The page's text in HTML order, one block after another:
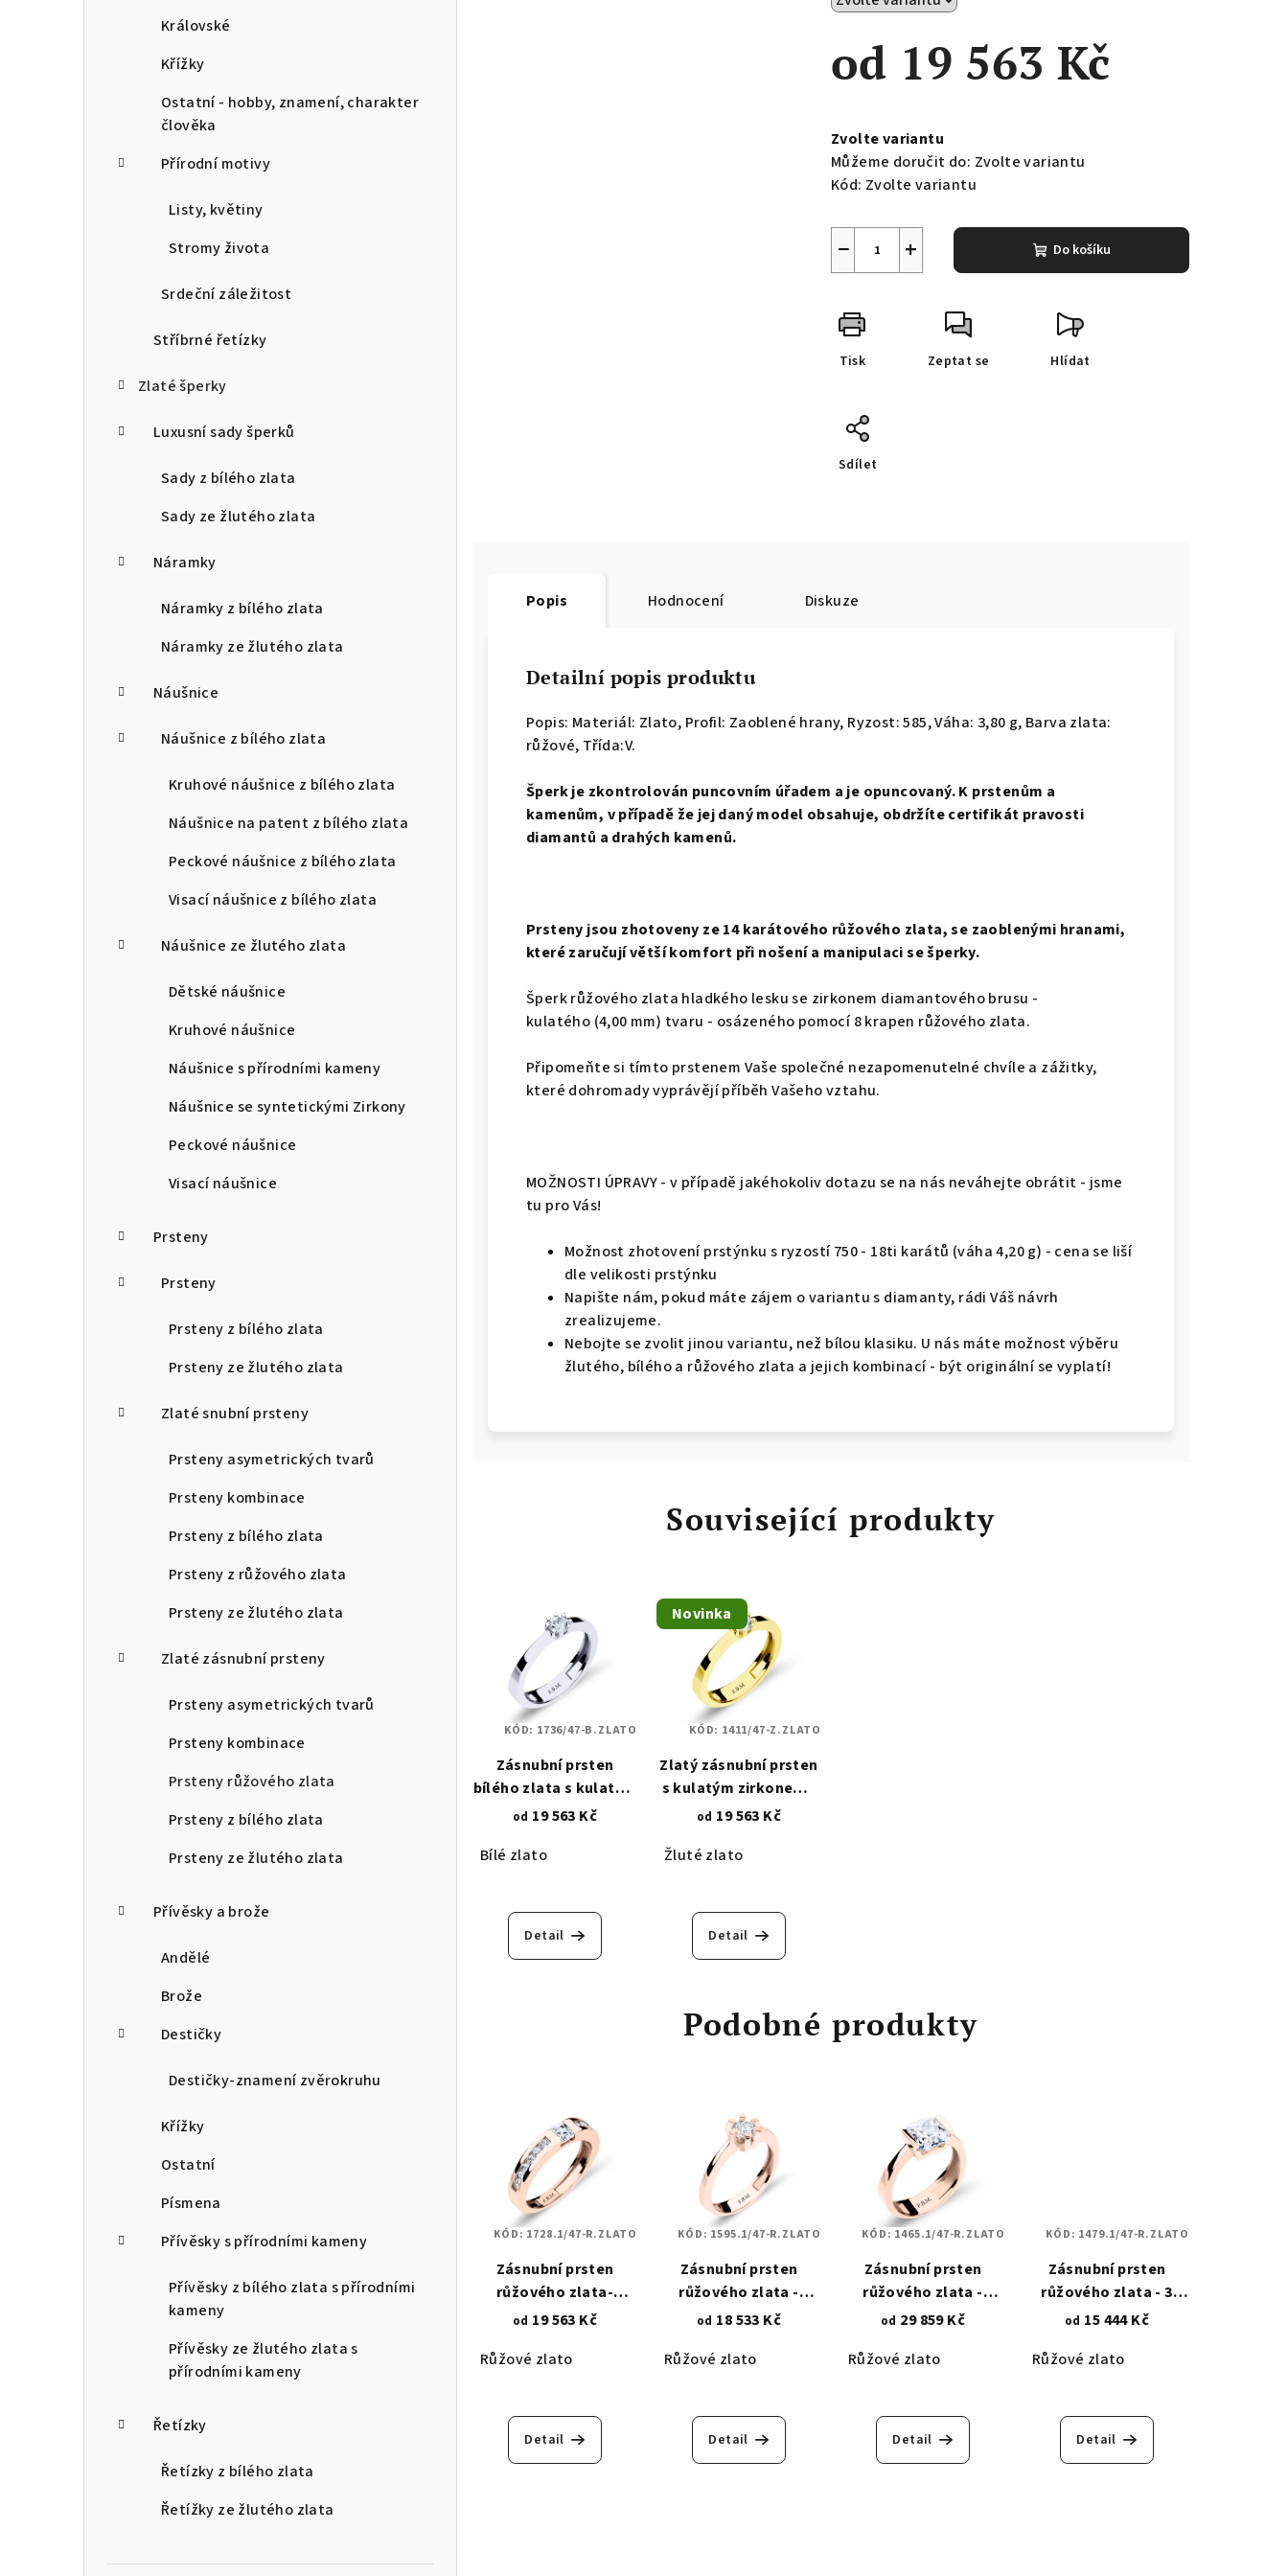
Královské
Křížky
Ostatní - hobby, znamení, charakter
člověka
Přírodní motivy
Listy, květiny
Stromy života
Srdeční záležitost
Stříbrné řetízky
Zlaté šperky
Luxusní sady šperků
Sady z bílého zlata
Sady ze žlutého zlata
Náramky
Náramky z bílého zlata
Náramky ze žlutého zlata
Náušnice
Náušnice z bílého zlata
Kruhové náušnice z bílého zlata
Náušnice na patent z bílého zlata
Peckové náušnice z bílého zlata
Visací náušnice z bílého zlata
Náušnice ze žlutého zlata
Dětské náušnice
Kruhové náušnice
Náušnice s přírodními kameny
Náušnice se syntetickými Zirkony
Peckové náušnice
Visací náušnice
Prsteny
Prsteny
Prsteny z bílého zlata
Prsteny ze žlutého zlata
Zlaté snubní prsteny
Prsteny asymetrických tvarů
Prsteny kombinace
Prsteny z bílého zlata
Prsteny z růžového zlata
Prsteny ze žlutého zlata
Zlaté zásnubní prsteny
Prsteny asymetrických tvarů
Prsteny kombinace
Prsteny růžového zlata
Prsteny z bílého zlata
Prsteny ze žlutého zlata
Přívěsky a brože
Andělé
Brože
Destičky
Destičky-znamení zvěrokruhu
Křížky
Ostatní
Písmena
Přívěsky s přírodními kameny
Přívěsky z bílého zlata s přírodními
kameny
Přívěsky ze žlutého zlata s
přírodními kameny
Řetízky
Řetízky z bílého zlata
Řetížky ze žlutého zlata
od 19 563 Kč
cena:
Zvolte variantu
Můžeme doručit do: Zvolte variantu
Kód: Zvolte variantu
+
− Do košíku
Tisk Zeptat se Hlídat
Sdílet
Popis Hodnocení Diskuze
Detailní popis produktu
Popis: Materiál: Zlato, Profil: Zaoblené hrany, Ryzost: 585, Váha: 3,80 g, Barva zlata:
růžové, Třída:V.
Šperk je zkontrolován puncovním úřadem a je opuncovaný. K prstenům a
kamenům, v případě že jej daný model obsahuje, obdržíte certifikát pravosti
diamantů a drahých kamenů.
Prsteny jsou zhotoveny ze 14 karátového růžového zlata, se zaoblenými hranami,
které zaručují větší komfort při nošení a manipulaci se šperky.
Šperk růžového zlata hladkého lesku se zirkonem diamantového brusu -
kulatého (4,00 mm) tvaru - osázeného pomocí 8 krapen růžového zlata.
Připomeňte si tímto prstenem Vaše společné nezapomenutelné chvíle a zážitky,
které dohromady vyprávějí příběh Vašeho vztahu.
MOŽNOSTI ÚPRAVY - v případě jakéhokoliv dotazu se na nás neváhejte obrátit - jsme
tu pro Vás!
Možnost zhotovení prstýnku s ryzostí 750 - 18ti karátů (váha 4,20 g) - cena se liší
dle velikosti prstýnku
Napište nám, pokud máte zájem o variantu s diamanty, rádi Váš návrh
zrealizujeme.
Nebojte se zvolit jinou variantu, než bílou klasiku. U nás máte možnost výběru
žlutého, bílého a růžového zlata a jejich kombinací - být originální se vyplatí!
Související produkty
Zásnubní prsten
bílého zlata s kulatým
zirkonem - 4,00 mm - 8
od 19 563 Kč
Bílé zlato
Detail
KÓD: 1736/47-B.ZLATO
Novinka
Zlatý zásnubní prsten
s kulatým zirkonem -
4,00 mm - 8 krapen
od 19 563 Kč
Žluté zlato
Detail
KÓD: 1411/47-Z.ZLATO
Podobné produkty
Zásnubní prsten
růžového zlata-
kulaté zirkony (2
Radiant (4x4 mm)
od 19 563 Kč
Růžové zlato
Detail
KÓD: 1728.1/47-R.ZLATO
Zásnubní prsten
růžového zlata -
zirkon 5,50 mm - 6
krapen 1595.1
od 18 533 Kč
Růžové zlato
Detail
KÓD: 1595.1/47-R.ZLATO
Zásnubní prsten
růžového zlata -
Radiantový zirkon 8x8
od 29 859 Kč
Růžové zlato
Detail
KÓD: 1465.1/47-R.ZLATO
Zásnubní prsten
růžového zlata - 3
tlakově osazené
1479.1
od 15 444 Kč
Růžové zlato
Detail
KÓD: 1479.1/47-R.ZLATO